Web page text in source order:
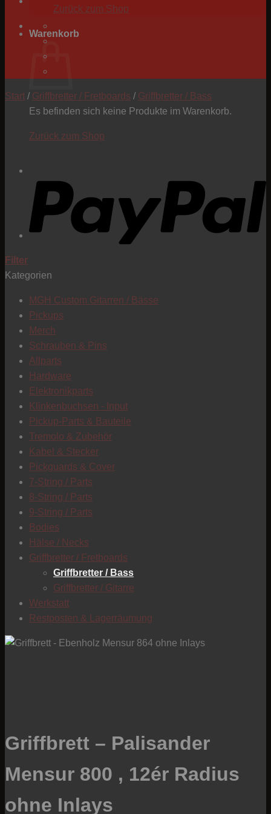
Zurück zum Shop
Warenkorb
Es befinden sich keine Produkte im Warenkorb.
Zurück zum Shop
Start / Griffbretter / Fretboards / Griffbretter / Bass
Filter
Kategorien
MGH Custom Gitarren / Bässe
Pickups
Merch
Schrauben & Pins
Allparts
Hardware
Elektronikparts
Klinkenbuchsen - Input
Pickup-Parts & Bauteile
Tremolo & Zubehör
Kabel & Stecker
Pickguards & Cover
7-String / Parts
8-String / Parts
9-String / Parts
Bodies
Hälse / Necks
Griffbretter / Fretboards
Griffbretter / Bass
Griffbretter / Gitarre
Werkstatt
Restposten & Lagerräumung
Griffbrett – Palisander
Mensur 800 , 12ér Radius
ohne Inlays